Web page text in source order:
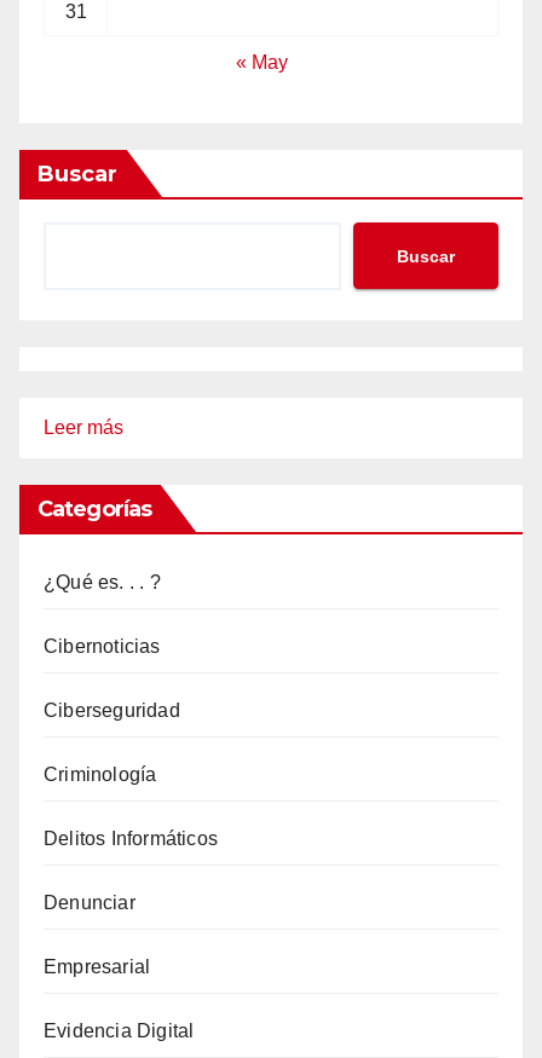
31
« May
Buscar
Buscar
Leer más:
es
la
ingeniería
Categorías
¿Qué es. . . ?
Cibernoticias
Ciberseguridad
Criminología
Delitos Informáticos
Denunciar
Empresarial
Evidencia Digital